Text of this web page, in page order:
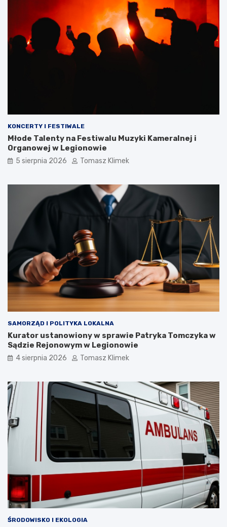
KONCERTY I FESTIWALE
Młode Talenty na Festiwalu Muzyki Kameralnej i
Organowej w Legionowie
5 sierpnia 2026 Tomasz Klimek
SAMORZĄD I POLITYKA LOKALNA
Kurator ustanowiony w sprawie Patryka Tomczyka w
Sądzie Rejonowym w Legionowie
4 sierpnia 2026 Tomasz Klimek
ŚRODOWISKO I EKOLOGIA